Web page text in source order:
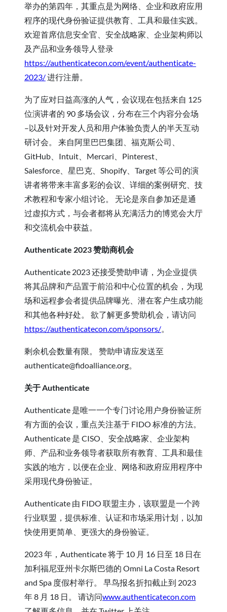
举办的第四年，其重点是为网络、企业和政府应用
程序的现代身份验证提供教育、工具和最佳实践。
欢迎首席信息安全官、安全战略家、企业架构师以
及产品和业务领导人登录
https://authenticatecon.com/event/authenticate-
2023/进行注册。
为了应对日益高涨的人气，会议现在包括来自 125
位演讲者的 90 多场会议，分布在三个内容分会场
–以及针对开发人员和用户体验负责人的半天互动
研讨会。 来自阿里巴巴集团、福克斯公司、
GitHub、Intuit、Mercari、Pinterest、
Salesforce、星巴克、Shopify、Target 等公司的演
讲者将带来丰富多彩的会议、详细的案例研究、技
术教程和专家小组讨论。 无论是亲自参加还是通
过虚拟方式，与会者都将从充满活力的博览会大厅
和交流机会中获益。
Authenticate 2023 赞助商机会
Authenticate 2023 还接受赞助申请，为企业提供
将其品牌和产品置于前沿和中心位置的机会，为现
场和远程参会者提供品牌曝光、潜在客户生成功能
和其他各种好处。 欲了解更多赞助机会，请访问
https://authenticatecon.com/sponsors/。
剩余机会数量有限。 赞助申请应发送至
authenticate@fidoalliance.org。
关于 Authenticate
Authenticate 是唯一一个专门讨论用户身份验证所
有方面的会议，重点关注基于 FIDO 标准的方法。
Authenticate 是 CISO、安全战略家、企业架构
师、产品和业务领导者获取所有教育、工具和最佳
实践的地方，以便在企业、网络和政府应用程序中
采用现代身份验证。
Authenticate 由 FIDO 联盟主办，该联盟是一个跨
行业联盟，提供标准、认证和市场采用计划，以加
快使用更简单、更强大的身份验证。
2023 年，Authenticate 将于 10 月 16 日至 18 日在
加利福尼亚州卡尔斯巴德的 Omni La Costa Resort
and Spa 度假村举行。 早鸟报名折扣截止到 2023
年 8 月 18 日。 请访问www.authenticatecon.com